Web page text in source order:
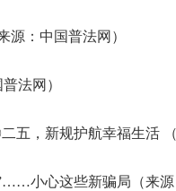
源：中国普法网）
法网）
二五，新规护航幸福生活
小心这些新骗局（来